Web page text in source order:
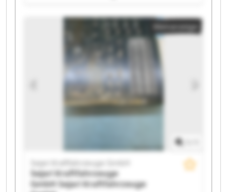
GmbH Sejari Kraftfahrzeuge GmbH Sejari
Kraftfahrzeuge GmbH Sejari Kraftfahrzeuge GmbH
Sejari Kraftfahrzeuge GmbH Sejari Kraftfahrzeuge
GmbH Sejari Kraftfahrzeuge GmbH Sejari
Kraftfahrzeuge GmbH Sejari Kraftfahrzeuge GmbH
Sejari Kraftfahrzeuge GmbH Sejari Kraftfahrzeuge
GmbH Sejari Kraftfahrzeuge GmbH Sejari
Kleinanzeige
Sejari Kraftfahrzeuge GmbH
Sejari Kraftfahrzeuge
GmbH Sejari Kraftfahrzeuge